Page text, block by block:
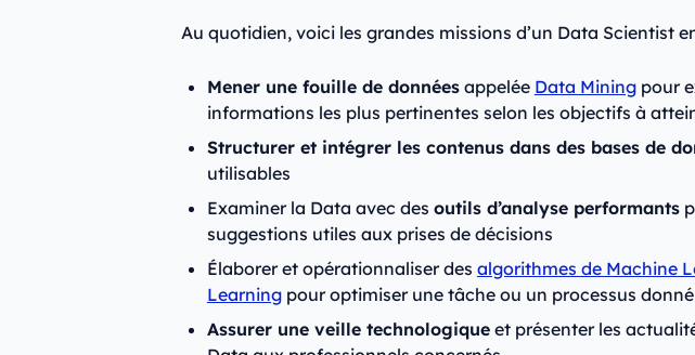
Au quotidien, voici les grandes missions d’un Data Scientist
Mener une fouille de donnéesappelée Data Miningpour
informations les plus pertinentes selon les objectifs à
Structurer et intégrer les contenus dans des bases de
utilisables
Examiner la Data avec des outils d’analyse performants
suggestions utiles aux prises de décisions
Élaborer et opérationnaliser des algorithmes de Machine
Learningpour optimiser une tâche ou un processus donné
Assurer une veille technologiqueet présenter les